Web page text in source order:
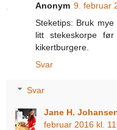
Anonym 9. februar
Steketips: Bruk
litt stekeskorpe
kikertburgere.
Svar
Svar
Jane H.
februar 2016 kl.